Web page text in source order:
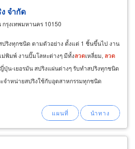
จำกัด
รุงเทพมหานคร 10150
ริงทุกชนิด ตามตัวอย่าง ตั้งแต่ 1 ชิ้นขึ้นไป งาน
พิมพ์ งานปั๊มโลหะต่างๆ มีทั้งลวดเหลี่ยม, ลวด
น-เยอรมัน สปริงแผ่นต่างๆ รับทำสปริงทุกชนิด
จำหน่ายสปริงใช้กับอุตสาหกรรมทุกชนิด